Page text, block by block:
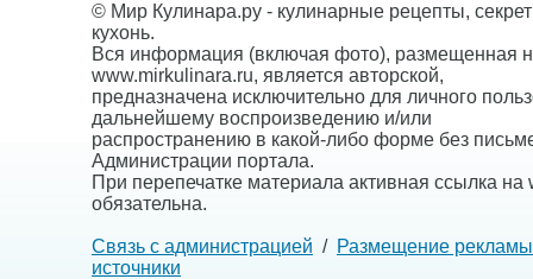
© Мир Кулинара.ру - кулинарные рецепты,
кухонь.
Вся информация (включая фото), размещенная
www.mirkulinara.ru, является авторской,
предназначена исключительно для личного
дальнейшему воспроизведению и/или
распространению в какой-либо форме без
Администрации портала.
При перепечатке материала активная ссылка на
обязательна.
Связь с администрацией / Размещение рекламы
источники